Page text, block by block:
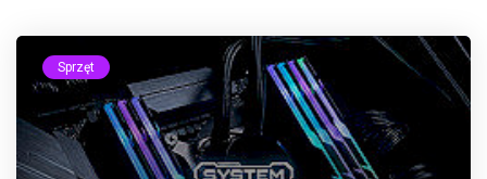
Sprzęt